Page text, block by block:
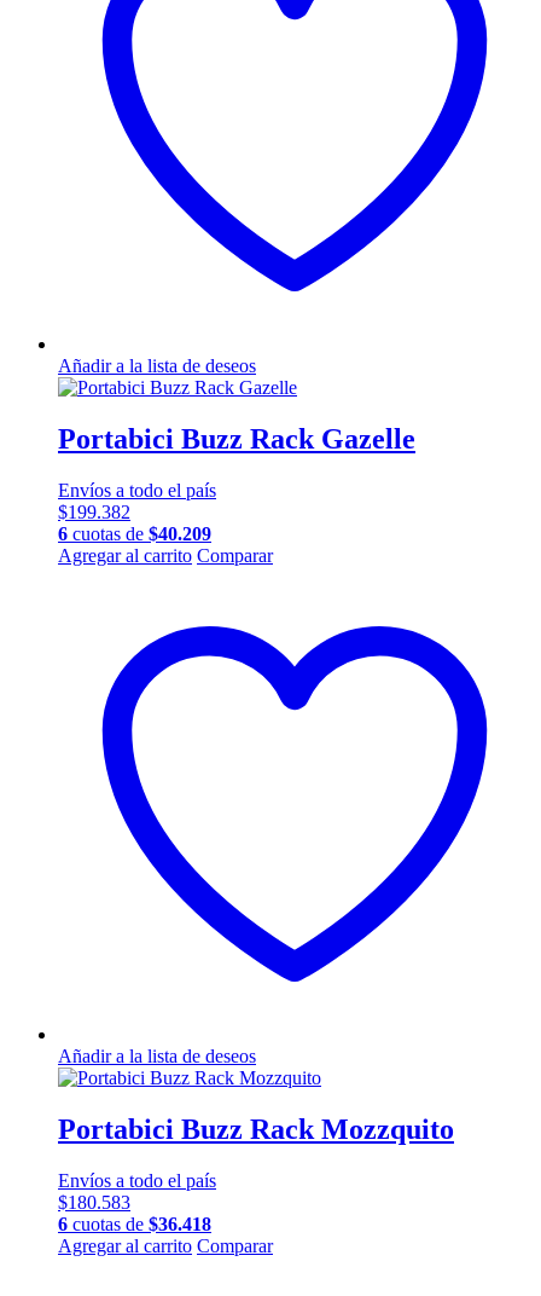
Añadir a la lista de deseos
Portabici Buzz Rack Gazelle
Envíos a todo el país
$199.382
6 cuotas de $40.209
Agregar al carrito Comparar
Añadir a la lista de deseos
Portabici Buzz Rack Mozzquito
Envíos a todo el país
$180.583
6 cuotas de $36.418
Agregar al carrito Comparar